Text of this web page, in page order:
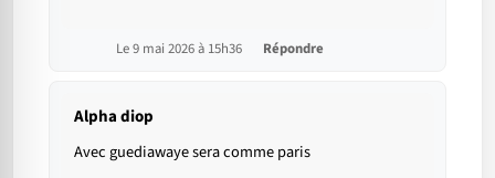
Le 9 mai 2026 à 15h36 Répondre
Alpha diop
Avec guediawaye sera comme paris